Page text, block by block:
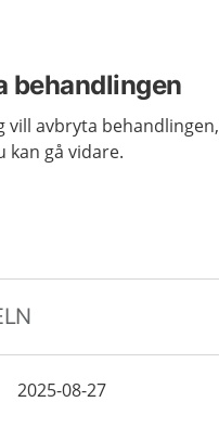
behandlingen
vill avbryta
kan gå vidare.
2025-08-27